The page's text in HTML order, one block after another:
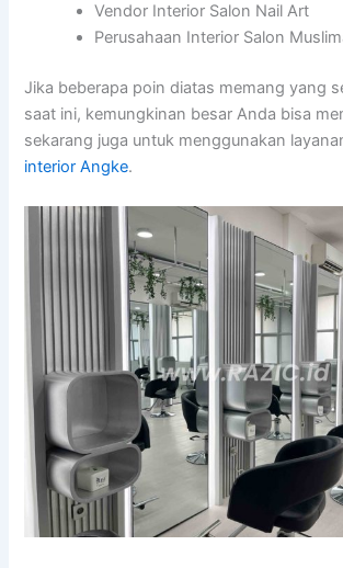
Vendor Interior Salon Nail Art
Perusahaan Interior Salon
Jika beberapa poin diatas memang yang
saat ini, kemungkinan besar Anda bisa
sekarang juga untuk menggunakan
interior Angke.